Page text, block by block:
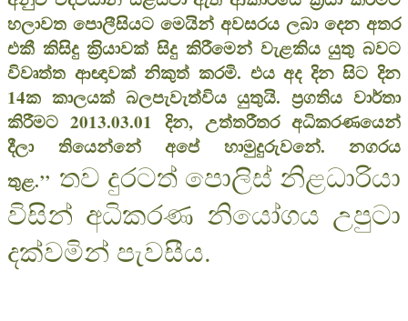
හලාවත පොලීසියට මෙයින් අවසරය ලබා දෙන අතර
එකී කිසිදු ක‍්‍රියාවක් සිදු කිරීමෙන් වැළකිය යුතු බවට
විවෘත්ත ආඥාවක් නිකුත් කරමි. එය අද දින සිට දින
14ක කාලයක් බලපැවැත්විය යුතුයි. ප‍්‍රගතිය වාර්තා
කිරීමට 2013.03.01 දින, උත්තරීතර අධිකරණයෙන්
දීලා තියෙන්නේ අපේ හාමුදුරුවනේ. නගරය
තුළ.’’ තව දුරටත් පොලිස් නිළධාරියා
විසින් අධිකරණ නියෝගය උපුටා
දක්වමින් පැවසීය.